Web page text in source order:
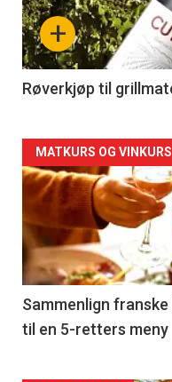
nå
-
4
+
Røverkjøp til
Forsiden
akkurat
nå
-
5
MATKURS OG VINKURS
Sammenlign
til en 5-retters meny